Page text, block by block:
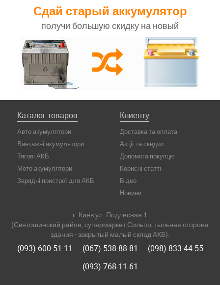
Сдай старый аккумулятор
получи большую скидку на новый
Каталог товаров
Авто акумулятори
Вантажні акумулятори
Тягові АКБ
Мото акумулятори
Зарядні пристрої для АКБ
Клиенту
Доставка та оплата
Акції та скидки
Допомога покупцю
Корисні статті
Відео
Новини
г. Киев ул. Подлесная 1
(Святошинский район, супермаркет Сильпо, тыльная сторона
здания - закрытый малый склад АКБ).
(093) 600-51-11 (067) 538-88-81
(098) 833-44-55
(093) 768-11-61